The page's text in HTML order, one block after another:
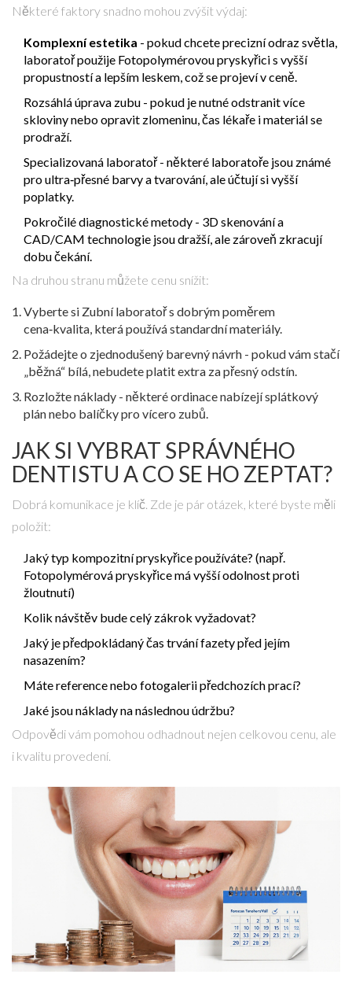
Některé faktory snadno mohou zvýšit výdaj:
Komplexní estetika - pokud chcete precizní odraz světla,
laboratoř použije Fotopolymérovou pryskyřicis vyšší
propustností a lepším leskem, což se projeví v ceně.
Rozsáhlá úprava zubu - pokud je nutné odstranit více
skloviny nebo opravit zlomeninu, čas lékaře i materiál se
prodraží.
Specializovaná laboratoř - některé laboratoře jsou známé
pro ultra‑přesné barvy a tvarování, ale účtují si vyšší
poplatky.
Pokročilé diagnostické metody - 3D skenování a
CAD/CAM technologie jsou dražší, ale zároveň zkracují
dobu čekání.
Na druhou stranu můžete cenu snížit:
Vyberte si Zubní laboratořs dobrým poměrem
cena‑kvalita, která používá standardní materiály.
Požádejte o zjednodušený barevný návrh - pokud vám stačí
„běžná“ bílá, nebudete platit extra za přesný odstín.
Rozložte náklady - některé ordinace nabízejí splátkový
plán nebo balíčky pro vícero zubů.
JAK SI VYBRAT SPRÁVNÉHO
DENTISTU A CO SE HO ZEPTAT?
Dobrá komunikace je klíč. Zde je pár otázek, které byste měli
položit:
Jaký typ kompozitní pryskyřice používáte? (např.
Fotopolymérová pryskyřicemá vyšší odolnost proti
žloutnutí)
Kolik návštěv bude celý zákrok vyžadovat?
Jaký je předpokládaný čas trvání fazety před jejím
nasazením?
Máte reference nebo fotogalerii předchozích prací?
Jaké jsou náklady na následnou údržbu?
Odpovědi vám pomohou odhadnout nejen celkovou cenu, ale
i kvalitu provedení.